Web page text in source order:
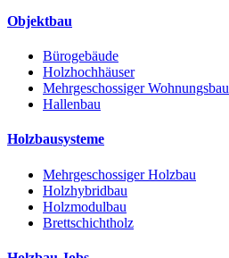
Objektbau
Bürogebäude
Holzhochhäuser
Mehrgeschossiger Wohnungsbau
Hallenbau
Holzbausysteme
Mehrgeschossiger Holzbau
Holzhybridbau
Holzmodulbau
Brettschichtholz